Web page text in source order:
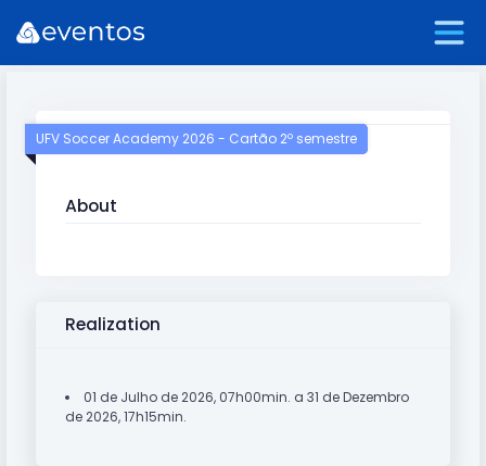
UFV Soccer Academy 2026 - Cartão 2º semestre
About
Realization
01 de Julho de 2026, 07h00min. a 31 de Dezembro
de 2026, 17h15min.